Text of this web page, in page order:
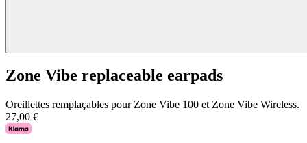
Zone Vibe replaceable earpads
Oreillettes remplaçables pour Zone Vibe 100 et Zone Vibe Wireless.
27,00 €